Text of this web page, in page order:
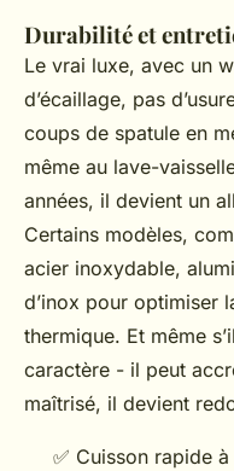
Durabilité et
Le vrai luxe, avec un
d’écaillage, pas
coups de spatule en
même au lave-
années, il devient un
Certains modèles,
acier inoxydable,
d’inox pour optimiser
thermique. Et même
caractère - il peut
maîtrisé, il devient
✅ Cuisson rapide